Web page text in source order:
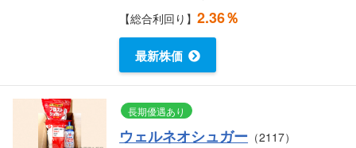
【総合利回り】2.36％
最新株価
長期優遇あり
ウェルネオシュガー （2117）